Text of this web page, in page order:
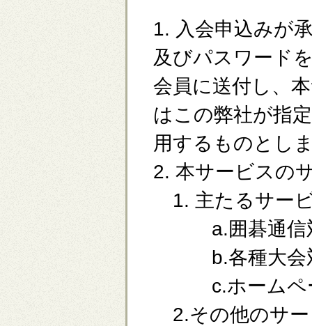
1. 入会申込みが
及びパスワード
会員に送付し、
はこの弊社が指
用するものとし
2. 本サービスの
1. 主たるサー
a.囲碁通信対
b.各種大会対
c.ホームペー
2.その他のサー